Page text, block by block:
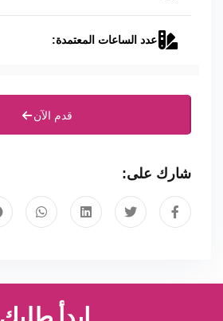
عدد الساعات المعتمدة:
قدم الآن
شارك على: